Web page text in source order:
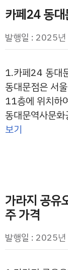
카페24 동대
발행일 : 2025
1.카페24 동대
동대문점은 서
11층에 위치하
동대문역사문
보기
가라지 공유
주 가격
발행일 : 2025